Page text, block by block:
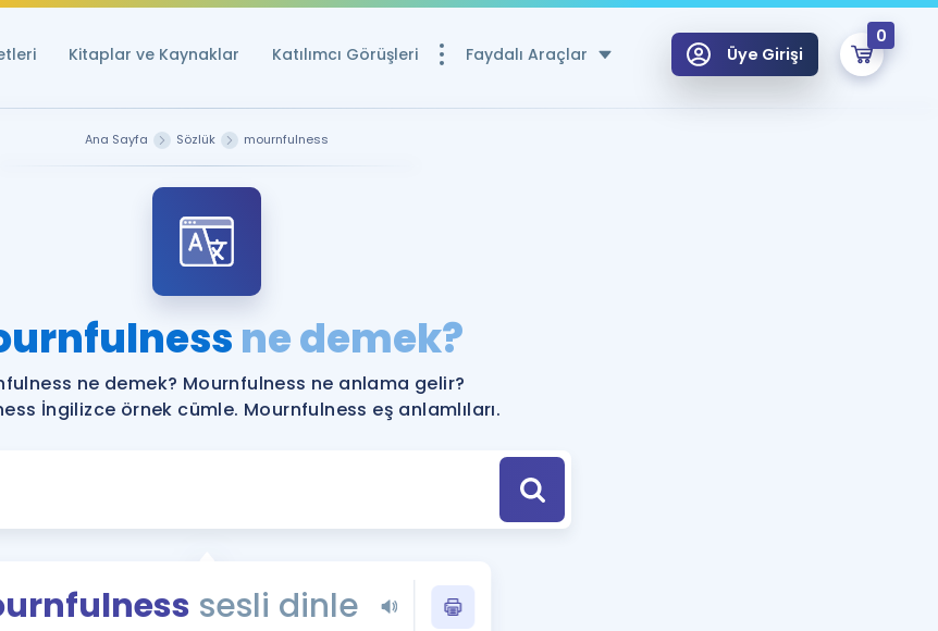
Kitaplar ve Kaynaklar Katılımcı Görüşleri Faydalı Araçlar
Ücretsiz Kaynaklar
YDS ve YÖKDİL Puan Hesaplama Aracı
YDS ve YÖKDİL'e Hazırlananlar için Öneriler
Tüm ÖSYM Sınavları Tek Takvimde
Blog
YDS - YÖKDİL Tüm Sınavlarla İlgili Haberler
Üye Girişi
0
Remzi Hoca ile seni sınava hazırlayacak onlarca eğitim seni bekliyor!
Ana Sayfa Sözlük mournfulness
ne demek?
ne demek? Mournfulness ne anlama gelir?
İngilizce örnek cümle. Mournfulness eş anlamlıları.
sesli dinle